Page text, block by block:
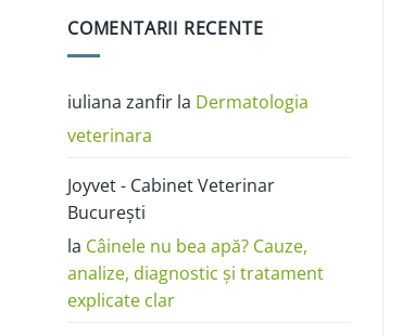
(FAVN):
ghid
Râia
cum
o
de
dermatită
COMENTARII RECENTE
iuliana zanfir la Dermatologia
veterinara
Joyvet - Cabinet Veterinar
București
la Câinele nu bea apă? Cauze,
analize, diagnostic și tratament
explicate clar